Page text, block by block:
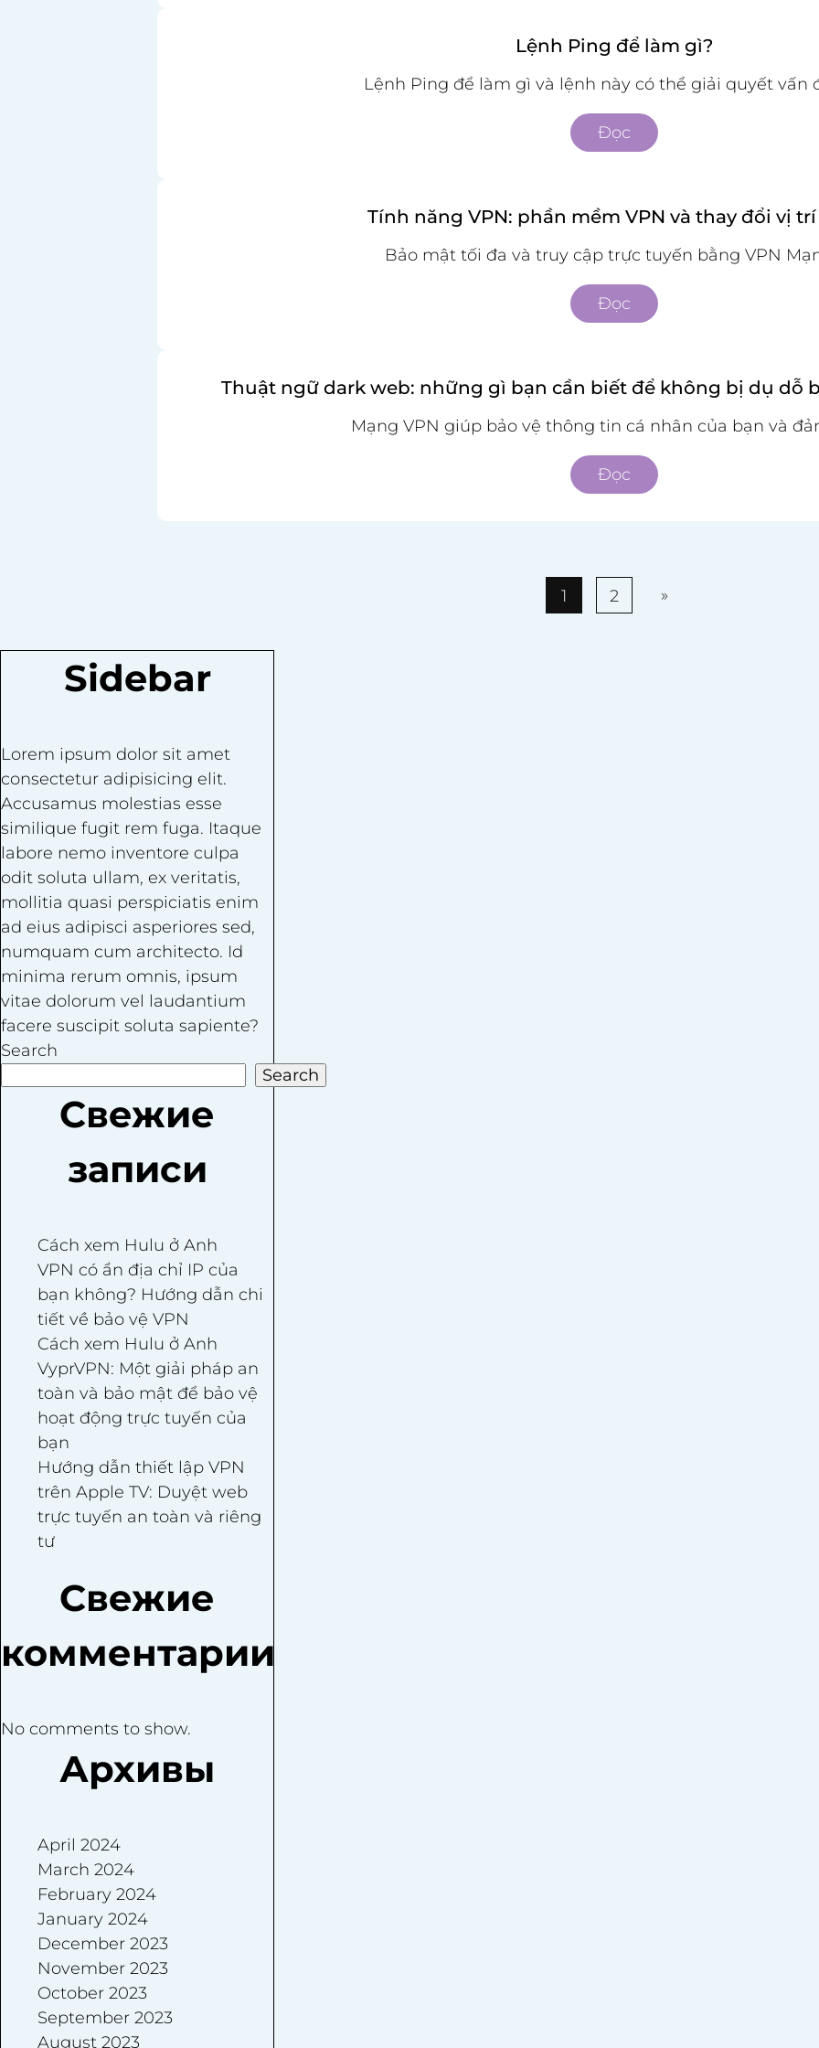
Lệnh Ping để làm gì?
Lệnh Ping để làm gì và lệnh này có thể giải quyết vấn
Đọc
Tính năng VPN: phần mềm VPN và thay đổi vị trí
Bảo mật tối đa và truy cập trực tuyến bằng VPN
Đọc
Thuật ngữ dark web: những gì bạn cần biết để không bị dụ dỗ
Mạng VPN giúp bảo vệ thông tin cá nhân của bạn và
Đọc
1 2 »
Sidebar
Lorem ipsum dolor sit amet
consectetur adipisicing elit.
Accusamus molestias esse
similique fugit rem fuga. Itaque
labore nemo inventore culpa
odit soluta ullam, ex veritatis,
mollitia quasi perspiciatis enim
ad eius adipisci asperiores sed,
numquam cum architecto. Id
minima rerum omnis, ipsum
vitae dolorum vel laudantium
facere suscipit soluta sapiente?
Search
Search
Свежие
записи
Cách xem Hulu ở Anh
VPN có ẩn địa chỉ IP của
bạn không? Hướng dẫn chi
tiết về bảo vệ VPN
Cách xem Hulu ở Anh
VyprVPN: Một giải pháp an
toàn và bảo mật để bảo vệ
hoạt động trực tuyến của
bạn
Hướng dẫn thiết lập VPN
trên Apple TV: Duyệt web
trực tuyến an toàn và riêng
tư
Свежие
комментарии
No comments to show.
Архивы
April 2024
March 2024
February 2024
January 2024
December 2023
November 2023
October 2023
September 2023
August 2023